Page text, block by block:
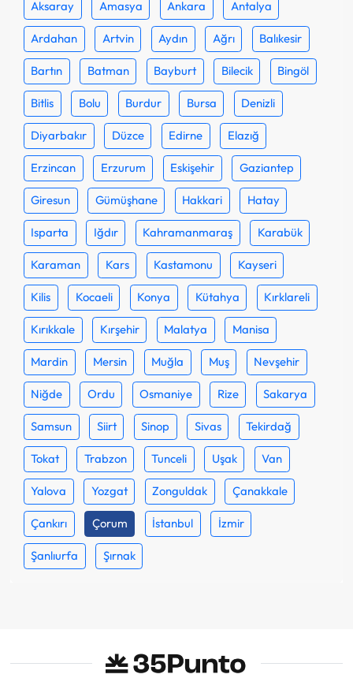
Aksaray Amasya Ankara Antalya
Ardahan Artvin Aydın Ağrı Balıkesir
Bartın Batman Bayburt Bilecik Bingöl
Bitlis Bolu Burdur Bursa Denizli
Diyarbakır Düzce Edirne Elazığ
Erzincan Erzurum Eskişehir Gaziantep
Giresun Gümüşhane Hakkari Hatay
Isparta Iğdır Kahramanmaraş Karabük
Karaman Kars Kastamonu Kayseri
Kilis Kocaeli Konya Kütahya Kırklareli
Kırıkkale Kırşehir Malatya Manisa
Mardin Mersin Muğla Muş Nevşehir
Niğde Ordu Osmaniye Rize Sakarya
Samsun Siirt Sinop Sivas Tekirdağ
Tokat Trabzon Tunceli Uşak Van
Yalova Yozgat Zonguldak Çanakkale
Çankırı Çorum İstanbul İzmir
Şanlıurfa Şırnak